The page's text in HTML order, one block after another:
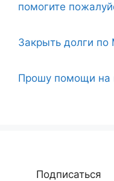
помогите
Закрыть долги
Прошу помощи на
Подписаться